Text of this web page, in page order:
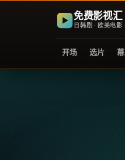
免费影视汇
日韩剧 · 欧美电影
开场 选片